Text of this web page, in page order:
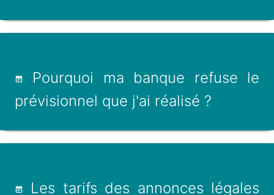
Pourquoi ma banque refuse le
prévisionnel que j'ai réalisé ?
Les tarifs des annonces légales